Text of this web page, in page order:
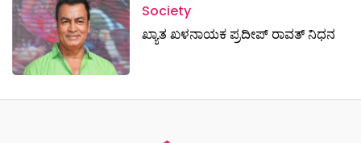
Society
ಖ್ಯಾತ ಖಳನಾಯಕ ಪ್ರದೀಪ್ ರಾವತ್‌ ನಿಧನ